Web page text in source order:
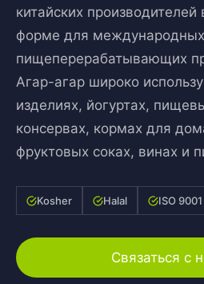
китайских
форме для международных
пищеперерабатывающих
Агар-агар широко
изделиях, йогуртах,
консервах, кормах для
фруктовых соках, винах и
Kosher Halal ISO 9001
Связаться с